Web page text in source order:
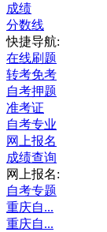
成绩
分数线
快捷导航:
在线刷题
转考免考
自考押题
准考证
自考专业
网上报名
成绩查询
网上报名:
自考专题
重庆自...
重庆自...